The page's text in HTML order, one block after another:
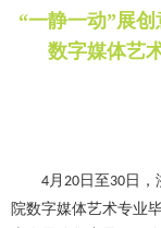
“一静一动”展
数字媒体艺
4 月 20日至30日，
院数字媒体艺术专业